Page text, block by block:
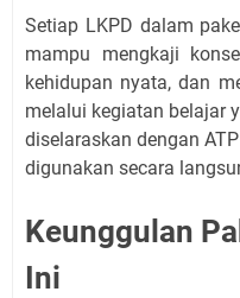
Setiap LKPD dalam
mampu mengkaji
kehidupan nyata, dan
melalui kegiatan belajar
diselaraskan dengan
digunakan secara
Keunggulan
Ini